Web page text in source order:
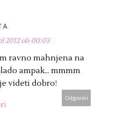
2012 ob 00:03
ravno mahnjena na
ampak... mmmm
videti dobro!
Odgovori